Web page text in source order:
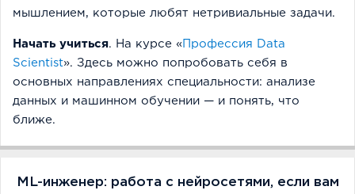
мышлением, которые любят нетривиальные задачи.
Начать учиться. На курсе « Профессия Data
Scientist». Здесь можно попробовать себя в
основных направлениях специальности: анализе
данных и машинном обучении — и понять, что
ближе.
ML-инженер: работа с нейросетями, если вам